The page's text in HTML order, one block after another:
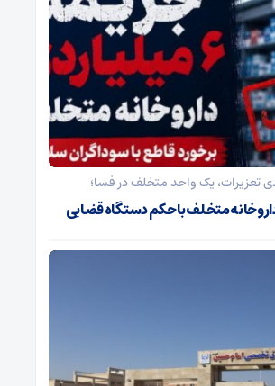
تعزیرات، یک واحد متخلف در فسا؛
متخلف با حکم دستگاه قضایی